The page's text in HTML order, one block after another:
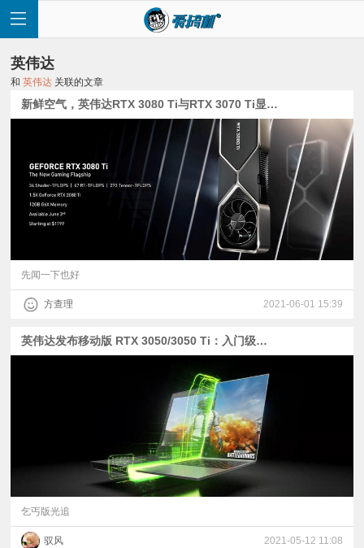
测
普
英伟达
和英伟达 关联的文章
新鲜空气，英伟达RTX 3080 Ti与RTX 3070 Ti显卡发布
先闻一下也好
方查理 2021-06-01 15:39
英伟达发布移动版 RTX 3050/3050 Ti：入门级游戏卡也有光追了
乞丐版光追
驭风 2021-05-12 11:08